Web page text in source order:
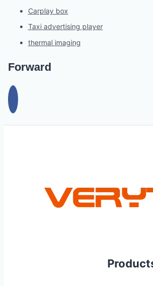
Carplay box
Taxi advertising player
thermal imaging
Forward